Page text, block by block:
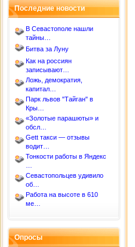
Последние новости
В Севастополе нашли
тайны…
Битва за Луну
Как на россиян
записывают…
Ложь, демократия,
капитал…
Парк львов "Тайган" в
Кры…
«Золотые парашюты» и
обсл…
Gett такси — отзывы
водит…
Тонкости работы в Яндекс
Севастопольцев удивило
об…
Работа на высоте в 610
ме…
Опросы